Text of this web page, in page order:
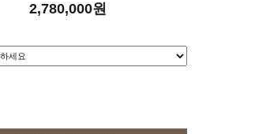
2,780,000원